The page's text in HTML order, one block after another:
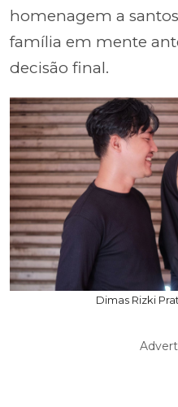
homenagem a
família em mente
decisão final.
Dimas Rizki